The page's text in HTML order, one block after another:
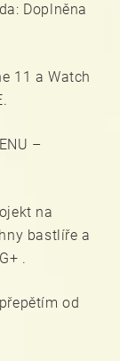
Doplněna
11 a Watch
–
na
bastlíře a
.
od